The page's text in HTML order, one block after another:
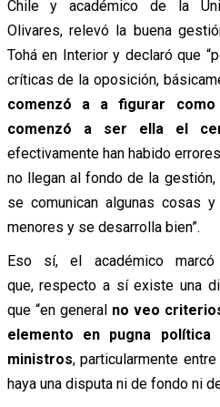
Chile y académico de la
Olivares, relevó la buena
Tohá en Interior y declaró que
críticas de la oposición,
comenzó a a figurar como
comenzó a ser ella el
efectivamente han habido
no llegan al fondo de la
se comunican algunas cosas
menores y se desarrolla bien”.
Eso sí, el académico
que, respecto a sí existe una
que “en general no veo
elemento en pugna
ministros, particularmente
haya una disputa ni de fondo ni